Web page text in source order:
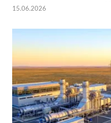
15.06.2026